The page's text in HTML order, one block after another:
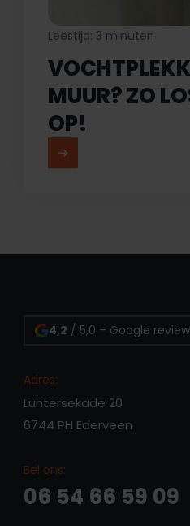
Leestijd: 3 minuten
MUUR? ZO
OP!
MEER LEZEN
4,2 / 5,0 – Google
Adres:
Luntersekade 20
6744 PH Ederveen
Bel ons:
06 54 66 59 09